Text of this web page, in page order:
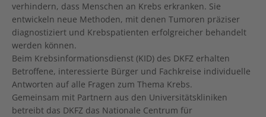
verhindern, dass Menschen an Krebs erkranken. Sie
entwickeln neue Methoden, mit denen Tumoren präziser
diagnostiziert und Krebspatienten erfolgreicher behandelt
werden können.
Beim Krebsinformationsdienst (KID) des DKFZ erhalten
Betroffene, interessierte Bürger und Fachkreise individuelle
Antworten auf alle Fragen zum Thema Krebs.
Gemeinsam mit Partnern aus den Universitätskliniken
betreibt das DKFZ das Nationale Centrum für